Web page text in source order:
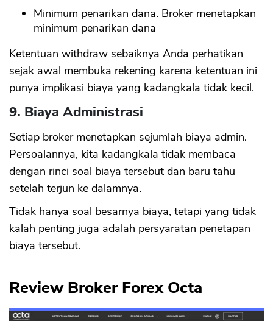
Minimum penarikan dana. Broker menetapkan
minimum penarikan dana
Ketentuan withdraw sebaiknya Anda perhatikan
sejak awal membuka rekening karena ketentuan ini
punya implikasi biaya yang kadangkala tidak kecil.
9. Biaya Administrasi
Setiap broker menetapkan sejumlah biaya admin.
Persoalannya, kita kadangkala tidak membaca
dengan rinci soal biaya tersebut dan baru tahu
setelah terjun ke dalamnya.
Tidak hanya soal besarnya biaya, tetapi yang tidak
kalah penting juga adalah persyaratan penetapan
biaya tersebut.
Review Broker Forex Octa